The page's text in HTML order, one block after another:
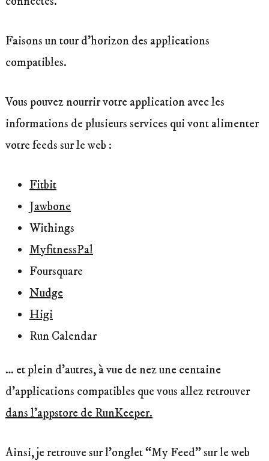
Faisons un tour d’horizon des applications
compatibles.
Vous pouvez nourrir votre application avec les
informations de plusieurs services qui vont alimenter
votre feeds sur le web :
Fitbit
Jawbone
Withings
MyfitnessPal
Foursquare
Nudge
Higi
Run Calendar
… et plein d’autres, à vue de nez une centaine
d’applications compatibles que vous allez retrouver
dans l’appstore de RunKeeper.
Ainsi, je retrouve sur l’onglet “My Feed” sur le web